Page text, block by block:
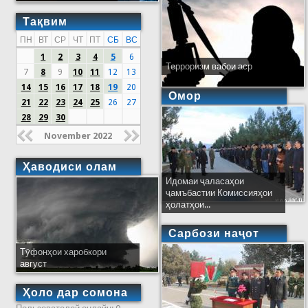
Тақвим
ПН ВТ СР ЧТ ПТ СБ
ВС
1
2 3 4 5
6
7
8 9 10 11 12
13
14
15 16 17 18 19
20
21
22 23 24 25 26
27
28
29 30
November 2022
Ҳаводиси олам
Тӯфонҳои харобкори
август
Ҳоло дар сомона
Терроризм вабои аср
Омор
Идомаи ҷаласаҳои
ҷамъбастии Комиссияҳои
ҳолатҳои...
Сарбози наҷот